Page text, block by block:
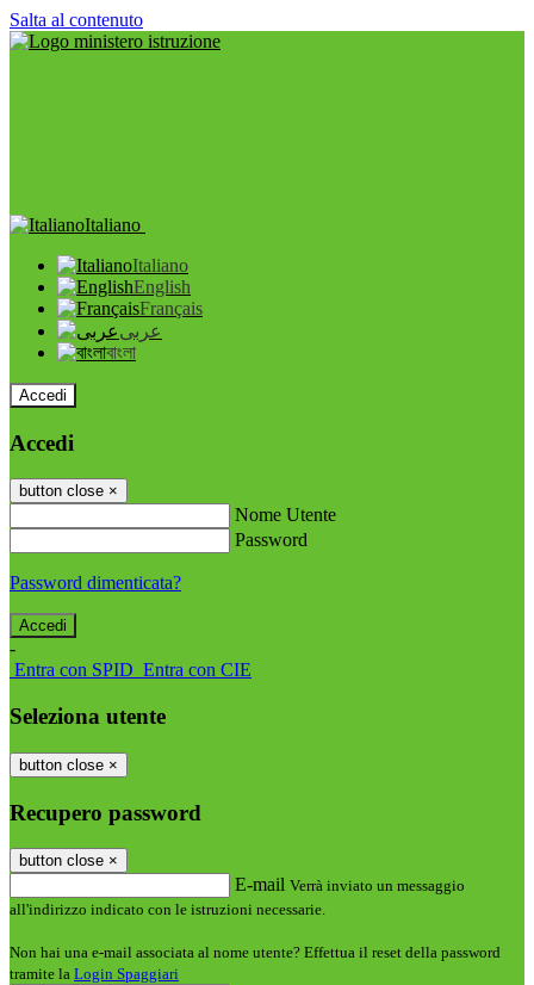
Salta al contenuto
Italiano
Italiano
English
Français
عربى
বাংলা
Accedi
Accedi
button close ×
Nome Utente
Password
Password dimenticata?
-
Entra con SPID Entra con CIE
Seleziona utente
button close ×
Recupero password
button close ×
E-mail Verrà inviato un messaggio
all'indirizzo indicato con le istruzioni necessarie.
Non hai una e-mail associata al nome utente? Effettua il reset della password
tramite la Login Spaggiari